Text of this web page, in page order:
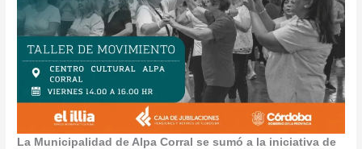
La Municipalidad de Alpa Corral se sumó a la iniciativa de